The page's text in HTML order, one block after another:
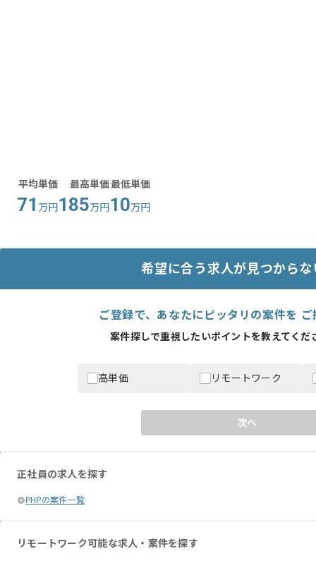
平均単価
71 万円
最高単価
185万円
最低単価
10万円
希望に合う求人が見つから
ご登録で、あなたにピッタリの案件を
案件探しで重視したいポイントを教えてくだ
高単価 リモートワーク
次へ
正社員の求人を探す
PHPの案件一覧
リモートワーク可能な求人・案件を探す